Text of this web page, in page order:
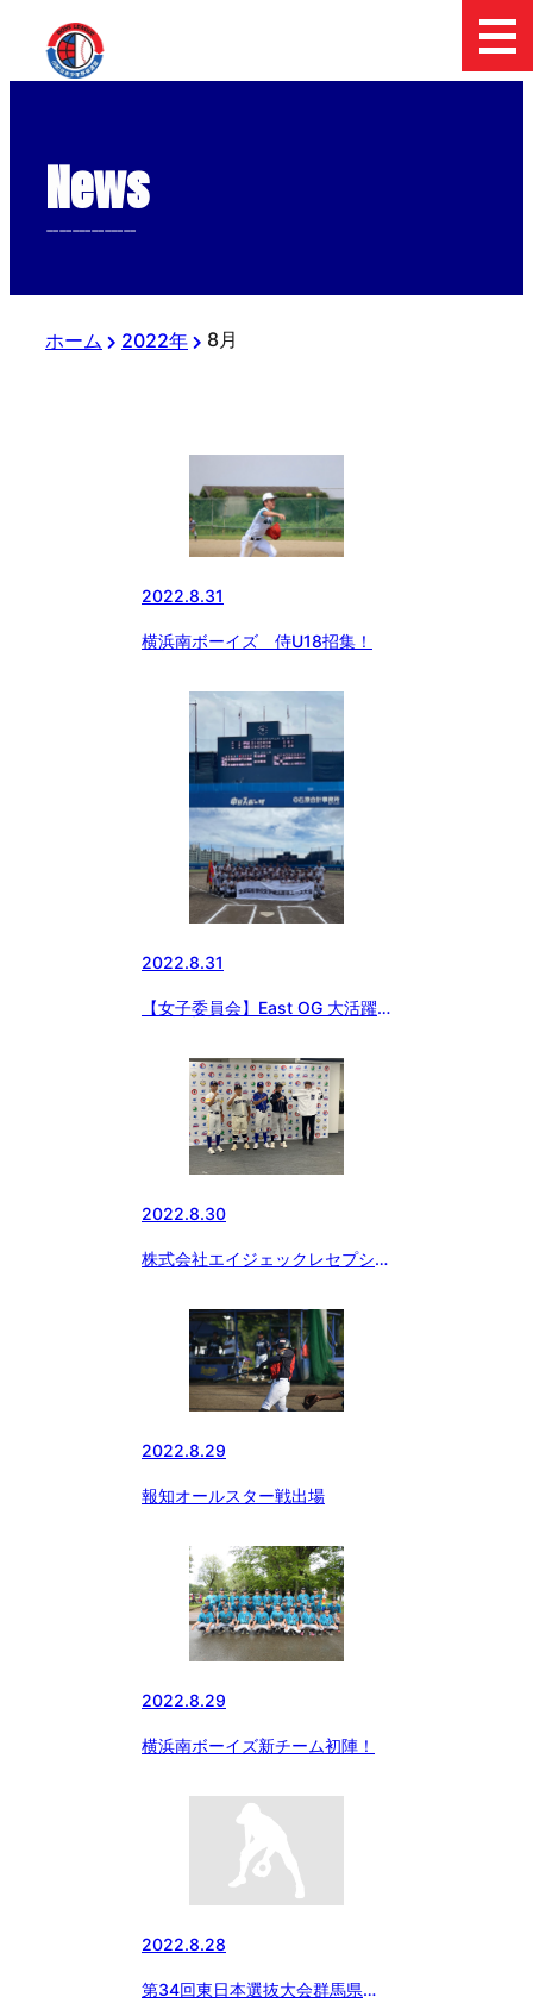
News
--------------
ホーム 2022年 8月
2022.8.31
横浜南ボーイズ 侍U18招集！
2022.8.31
【女子委員会】East OG 大活躍
2022.8.30
株式会社エイジェックレセプショ
2022.8.29
報知オールスター戦出場
2022.8.29
横浜南ボーイズ新チーム初陣！
2022.8.28
第34回東日本選抜大会群馬県支